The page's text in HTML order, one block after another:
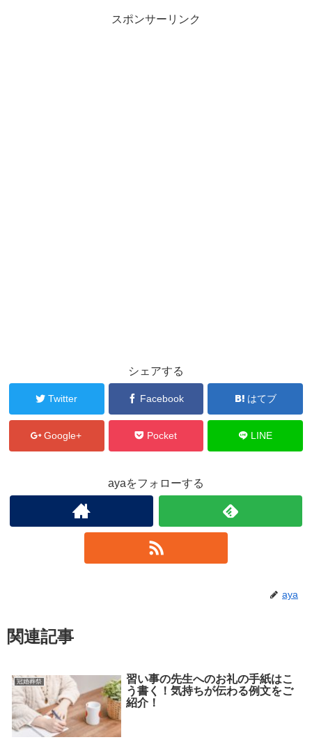
スポンサーリンク
シェアする
Twitter Facebook はてブ
Google+ Pocket LINE
ayaをフォローする
aya
関連記事
冠婚葬祭
習い事の先生へのお礼の手紙はこ
う書く！気持ちが伝わる例文をご
紹介！